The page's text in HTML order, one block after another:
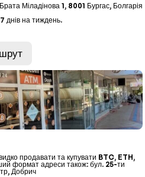
Міладінова 1, 8001 Бургас, Болгарія
днів на тиждень.
продавати та купувати BTC, ETH,
формат адреси також: бул. 25-ти
Добрич